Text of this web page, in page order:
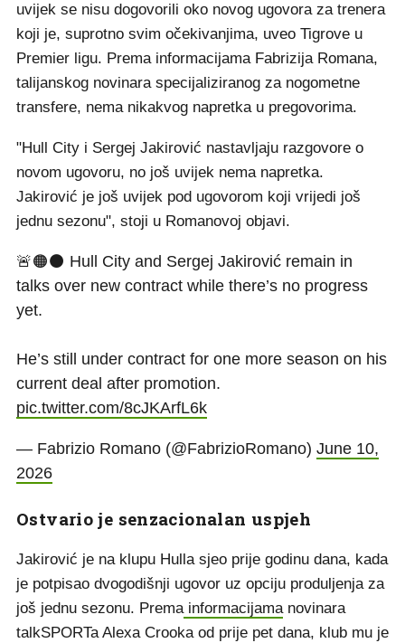
uvijek se nisu dogovorili oko novog ugovora za trenera
koji je, suprotno svim očekivanjima, uveo Tigrove u
Premier ligu. Prema informacijama Fabrizija Romana,
talijanskog novinara specijaliziranog za nogometne
transfere, nema nikakvog napretka u pregovorima.
"Hull City i Sergej Jakirović nastavljaju razgovore o
novom ugovoru, no još uvijek nema napretka.
Jakirović je još uvijek pod ugovorom koji vrijedi još
jednu sezonu", stoji u Romanovoj objavi.
🚨🟠⚫️ Hull City and Sergej Jakirović remain in
talks over new contract while there’s no progress
yet.
He’s still under contract for one more season on his
current deal after promotion.
pic.twitter.com/8cJKArfL6k
— Fabrizio Romano (@FabrizioRomano) June 10,
2026
Ostvario je senzacionalan uspjeh
Jakirović je na klupu Hulla sjeo prije godinu dana, kada
je potpisao dvogodišnji ugovor uz opciju produljenja za
još jednu sezonu. Premainformacijamanovinara
talkSPORTa Alexa Crooka od prije pet dana, klub mu je